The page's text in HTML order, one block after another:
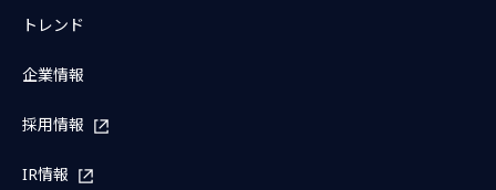
トレンド
企業情報
採用情報
IR情報